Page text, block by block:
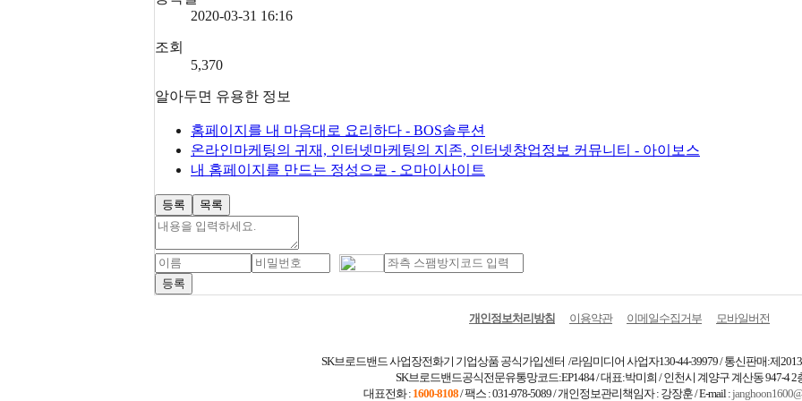
2020-03-31 16:16
조회
5,370
알아두면 유용한 정보
홈페이지를 내 마음대로 요리하다 - BOS솔루션
온라인마케팅의 귀재, 인터넷마케팅의 지존, 인터넷창업정보 커뮤니티 - 아이보스
내 홈페이지를 만드는 정성으로 - 오마이사이트
등록 목록
개인정보처리방침 이용약관 이메일수집거부 모바일버전
SK브로드밴드 사업장전화기 기업상품 공식가입센터 /라임미디어 사업자130-44-39979 / 통신판매:제
SK브로드밴드공식전문유통망코드:EP1484 / 대표:박미희 / 인천시 계양구 계산동 947-4 2
대표전화 : 1600-8108/ 팩스 : 031-978-5089 / 개인정보관리책임자 : 강장훈 / E-mail :